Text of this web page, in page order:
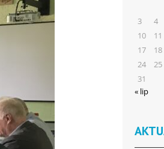
3
4
10
11
17
18
24
25
31
« lip